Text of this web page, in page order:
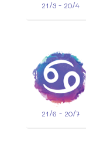
21/3 - 20/4
21/6 - 20/7